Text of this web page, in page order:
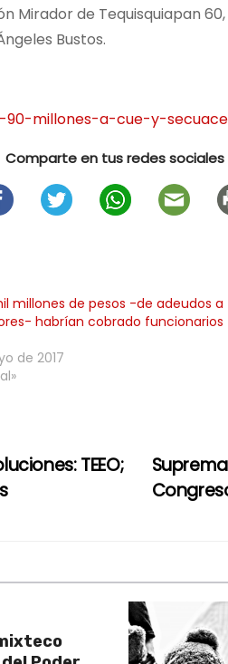
de Tequisquiapan
Bustos.
millones-a-cue-y-
Comparte en tus redes sociales
millones de pesos -de adeudos a
habrían cobrado funcionarios
de 2017
TEEO;